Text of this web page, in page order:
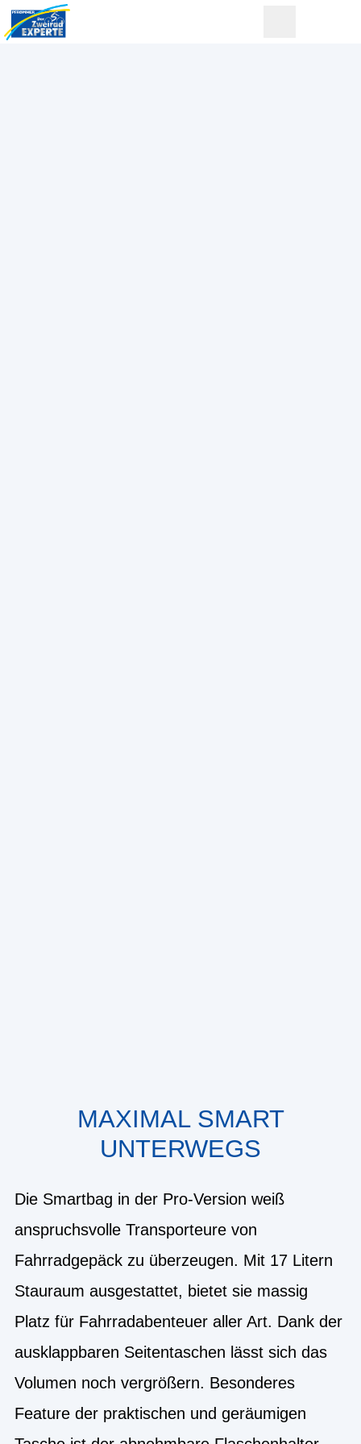
MAXIMAL SMART
UNTERWEGS
Die Smartbag in der Pro-Version weiß
anspruchsvolle Transporteure von
Fahrradgepäck zu überzeugen. Mit 17 Litern
Stauraum ausgestattet, bietet sie massig
Platz für Fahrradabenteuer aller Art. Dank der
ausklappbaren Seitentaschen lässt sich das
Volumen noch vergrößern. Besonderes
Feature der praktischen und geräumigen